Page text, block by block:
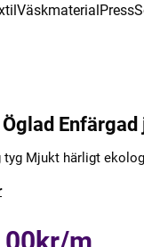
VäskmaterialPress
tyg Mjukt härligt